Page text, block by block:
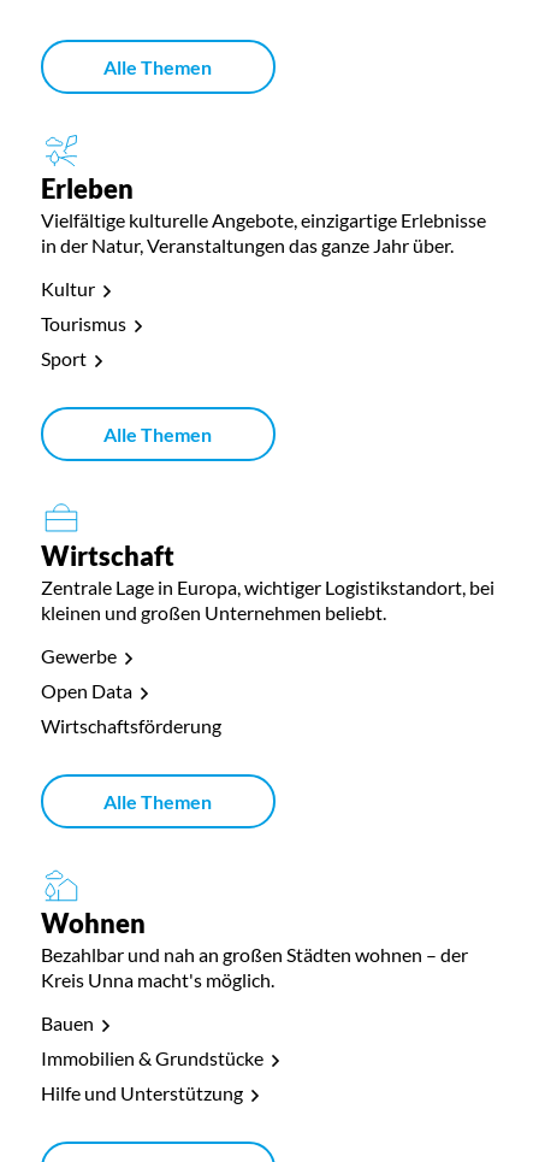
Alle Themen
Erleben
Vielfältige kulturelle Angebote, einzigartige Erlebnisse
in der Natur, Veranstaltungen das ganze Jahr über.
Kultur
Tourismus
Sport
Alle Themen
Wirtschaft
Zentrale Lage in Europa, wichtiger Logistikstandort, bei
kleinen und großen Unternehmen beliebt.
Gewerbe
Open Data
Wirtschaftsförderung
Alle Themen
Wohnen
Bezahlbar und nah an großen Städten wohnen – der
Kreis Unna macht's möglich.
Bauen
Immobilien & Grundstücke
Hilfe und Unterstützung